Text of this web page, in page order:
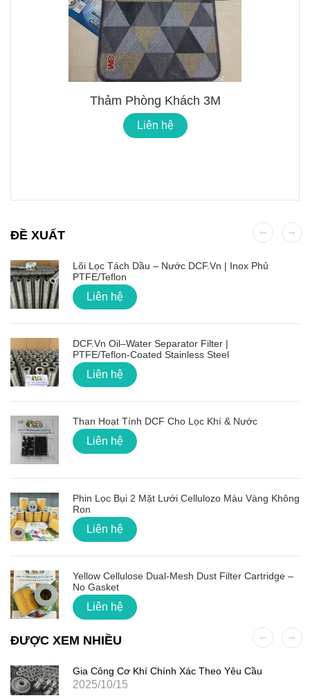
Thảm Phòng Khách 3M
Liên hệ
ĐỀ XUẤT
Lõi Lọc Tách Dầu – Nước DCF.vn | Inox Phủ
PTFE/Teflon
Liên hệ
DCF.vn Oil–Water Separator Filter |
PTFE/Teflon‑Coated Stainless Steel
Liên hệ
Than Hoạt Tính DCF Cho Lọc Khí & Nước
Liên hệ
Phin Lọc Bụi 2 Mặt Lưới Cellulozo Màu Vàng Không
Ron
Liên hệ
Yellow Cellulose Dual-Mesh Dust Filter Cartridge –
No Gasket
Liên hệ
ĐƯỢC XEM NHIỀU
Gia Công Cơ Khí Chính Xác Theo Yêu Cầu
2025/10/15